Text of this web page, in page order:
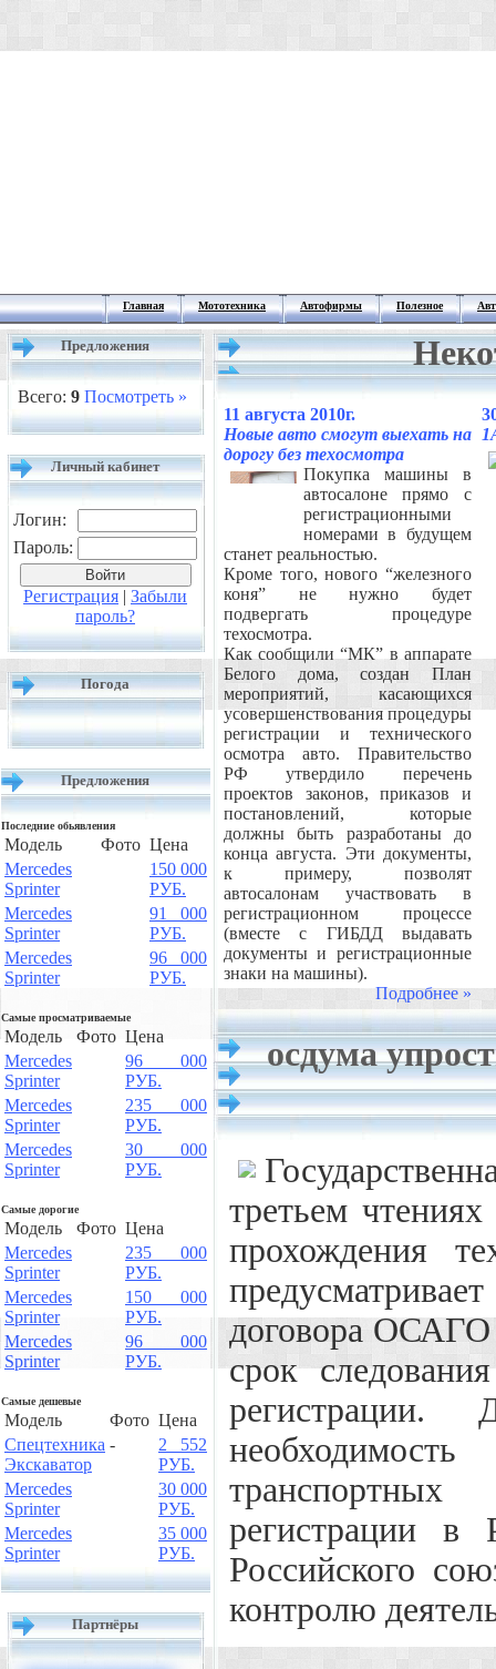
Главная Мототехника Автофирмы Полезное
Предложения
Всего: 9 Посмотреть »
Личный кабинет
Логин:
Пароль:
Регистрация | Забыли
пароль?
Погода
Предложения
Последние обьявления
Модель Фото Цена
Mercedes
Sprinter
150 000
РУБ.
Mercedes
Sprinter
91 000
РУБ.
Mercedes
Sprinter
96 000
РУБ.
Самые просматриваемые
Модель Фото Цена
Mercedes
Sprinter
96 000
РУБ.
Mercedes
Sprinter
235 000
РУБ.
Mercedes
Sprinter
30 000
РУБ.
Самые дорогие
Модель Фото Цена
Mercedes
Sprinter
235 000
РУБ.
Mercedes
Sprinter
150 000
РУБ.
Mercedes
Sprinter
96 000
РУБ.
Самые дешевые
Модель Фото Цена
Спецтехника
Экскаватор
-
2 552
РУБ.
Mercedes
Sprinter
30 000
РУБ.
Mercedes
Sprinter
35 000
РУБ.
Партнёры
11 августа 2010г.
Новые авто смогут выехать на
дорогу без техосмотра
Покупка машины в
автосалоне прямо с
регистрационными
номерами в будущем
станет реальностью.
Кроме того, нового “железного
коня” не нужно будет
подвергать процедуре
техосмотра.
Как сообщили “МК” в аппарате
Белого дома, создан План
мероприятий, касающихся
усовершенствования процедуры
регистрации и технического
осмотра авто. Правительство
РФ утвердило перечень
проектов законов, приказов и
постановлений, которые
должны быть разработаны до
конца августа. Эти документы,
к примеру, позволят
автосалонам участвовать в
регистрационном процессе
(вместе с ГИБДД выдавать
документы и регистрационные
знаки на машины).
Подробнее »
осдума
третьем
прохождения
договора ОСАГО
срок
регистрации.
регистрации
Российского
контролю